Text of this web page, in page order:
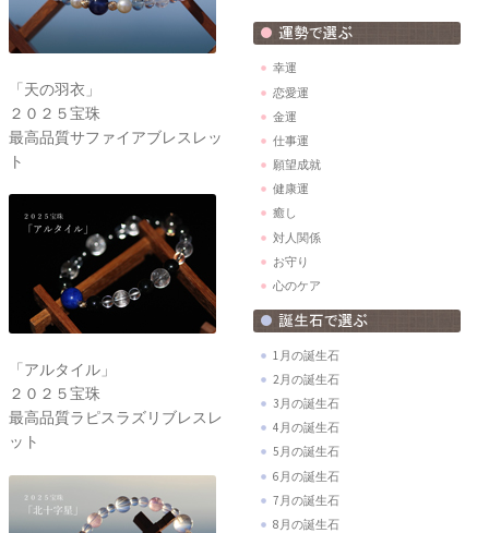
「天の羽衣」
２０２５宝珠
最高品質サファイアブレスレッ
ト
「アルタイル」
２０２５宝珠
最高品質ラピスラズリブレスレ
ット
幸運
恋愛運
金運
仕事運
願望成就
健康運
癒し
対人関係
お守り
心のケア
1月の誕生石
2月の誕生石
3月の誕生石
4月の誕生石
5月の誕生石
6月の誕生石
7月の誕生石
8月の誕生石